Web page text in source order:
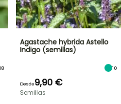
18
Agastache hybrida Astello
Indigo (semillas)
10
Desde9,90 €
Semillas